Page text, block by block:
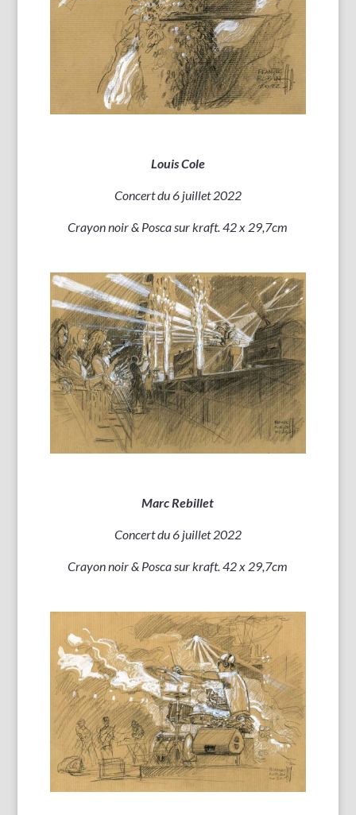
Louis Cole
Concert du 6 juillet 2022
Crayon noir & Posca sur kraft. 42 x 29,7cm
Marc Rebillet
Concert du 6 juillet 2022
Crayon noir & Posca sur kraft. 42 x 29,7cm